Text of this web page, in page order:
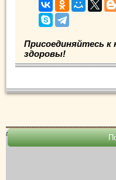
Присоединяйтесь
здоровы!